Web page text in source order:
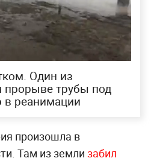
Один из
прорыве трубы под
в реанимации
произошла в
Там из земли забил